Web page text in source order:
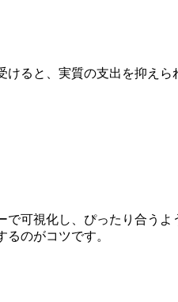
ると、実質の支出を抑え
可視化し、ぴったり合う
のがコツです。